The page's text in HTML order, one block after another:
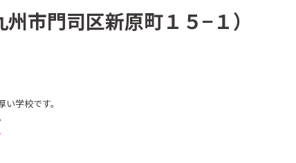
市門司区新原町１５−１）
学校です。